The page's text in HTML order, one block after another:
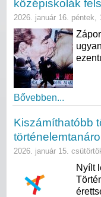
középiskolák
2026. január 16. péntek,
Bővebben...
Kiszámíthatóbb
2026. január 15.
Nyílt